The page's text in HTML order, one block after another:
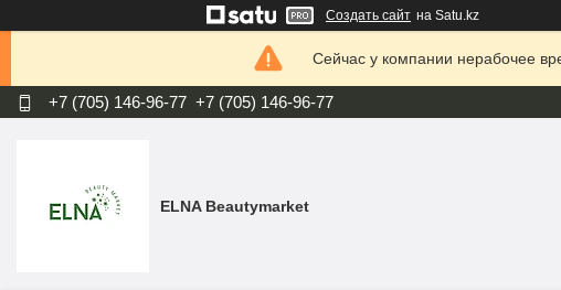
Создать сайт на Satu.kz
Сейчас у компании нерабочее
+7 (705) 146-96-77 +7 (705) 146-96-77
ELNA Beautymarket